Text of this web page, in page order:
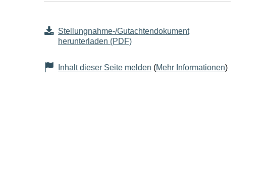
Seiteninhalt
Stellungnahme-/Gutachtendokument
herunterladen (PDF)
Inhalt dieser Seite melden (Mehr Informationen)